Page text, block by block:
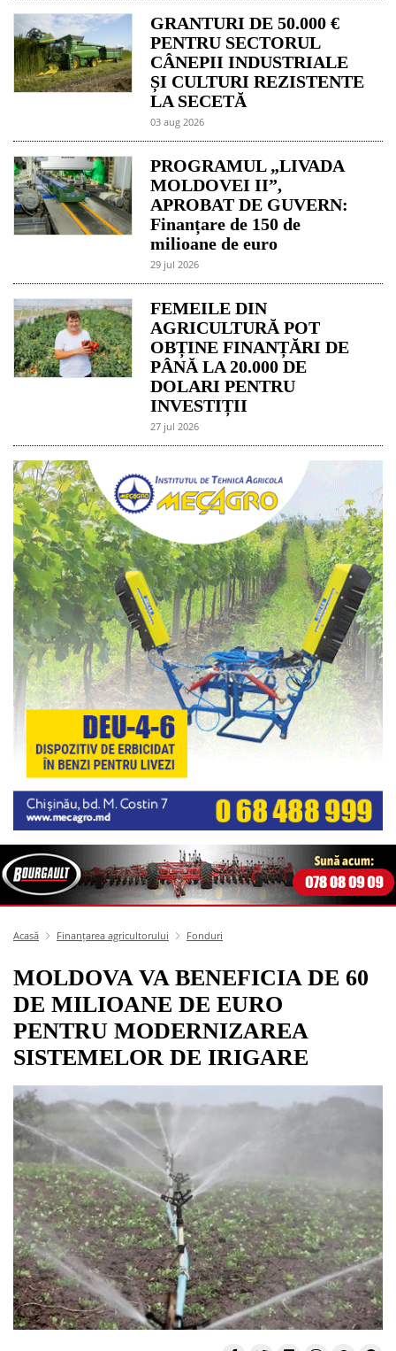
GRANTURI DE 50.000 €
PENTRU SECTORUL
CÂNEPII INDUSTRIALE
ȘI CULTURI REZISTENTE
LA SECETĂ
03 aug 2026
PROGRAMUL „LIVADA
MOLDOVEI II”,
APROBAT DE GUVERN:
Finanțare de 150 de
milioane de euro
29 jul 2026
FEMEILE DIN
AGRICULTURĂ POT
OBȚINE FINANȚĂRI DE
PÂNĂ LA 20.000 DE
DOLARI PENTRU
INVESTIȚII
27 jul 2026
Acasă Finanțarea agricultorului Fonduri
MOLDOVA VA BENEFICIA DE 60
DE MILIOANE DE EURO
PENTRU MODERNIZAREA
SISTEMELOR DE IRIGARE